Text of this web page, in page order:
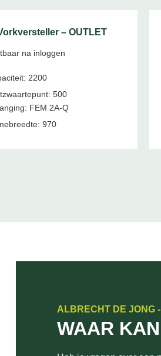
– OUTLET
na inloggen
2200
500
FEM 2A-Q
970
ALBRECHT DE JONG
WAAR